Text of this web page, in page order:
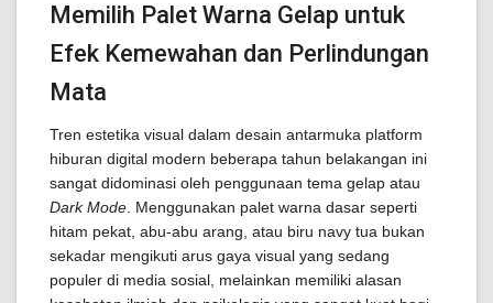
Memilih Palet Warna Gelap untuk
Efek Kemewahan dan Perlindungan
Mata
Tren estetika visual dalam desain antarmuka platform
hiburan digital modern beberapa tahun belakangan ini
sangat didominasi oleh penggunaan tema gelap atau
Dark Mode . Menggunakan palet warna dasar seperti
hitam pekat, abu-abu arang, atau biru navy tua bukan
sekadar mengikuti arus gaya visual yang sedang
populer di media sosial, melainkan memiliki alasan